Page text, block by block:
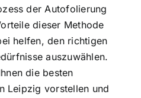
der Autofolierung
dieser Methode
helfen, den richtigen
auszuwählen.
die besten
Leipzig vorstellen und